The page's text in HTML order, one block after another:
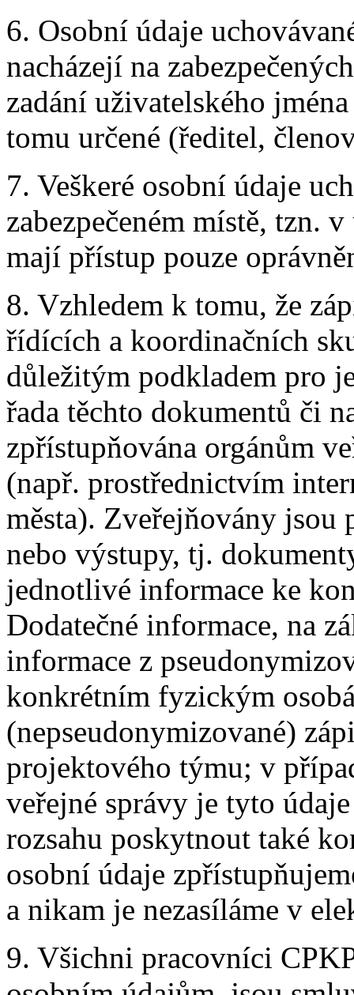
6. Osobní údaje
nacházejí na
zadání uživatelského
tomu určené (ředitel,
7. Veškeré osobní údaje
zabezpečeném místě, tzn.
mají přístup pouze
8. Vzhledem k tomu, že
řídících a koordinačních
důležitým podkladem pro
řada těchto dokumentů či
zpřístupňována orgánům
(např. prostřednictvím
města). Zveřejňovány jsou
nebo výstupy, tj.
jednotlivé informace ke
Dodatečné informace, na
informace z
konkrétním fyzickým
(nepseudonymizované)
projektového týmu; v
veřejné správy je tyto
rozsahu poskytnout také
osobní údaje
a nikam je nezasíláme v
9. Všichni pracovníci